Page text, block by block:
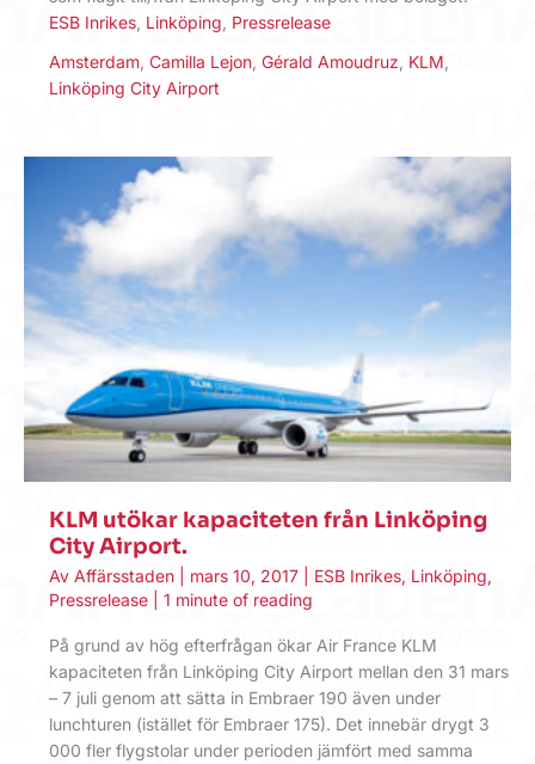
ESB Inrikes Linköping Pressrelease
Amsterdam Camilla Lejon Gérald Amoudruz KLM
Linköping City Airport
KLM utökar kapaciteten från Linköping
City Airport.
Av Affärsstaden mars 10, 2017 ESB Inrikes, Linköping,
Pressrelease
1 minute of reading
På grund av hög efterfrågan ökar Air France KLM
kapaciteten från Linköping City Airport mellan den 31 mars
– 7 juli genom att sätta in Embraer 190 även under
lunchturen (istället för Embraer 175). Det innebär drygt 3
000 fler flygstolar under perioden jämfört med samma